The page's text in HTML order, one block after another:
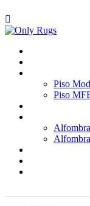
Piso
Piso